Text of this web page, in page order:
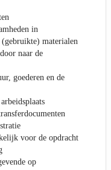
in
(gebruikte) materialen
naar de
goederen en de
voor de opdracht
op